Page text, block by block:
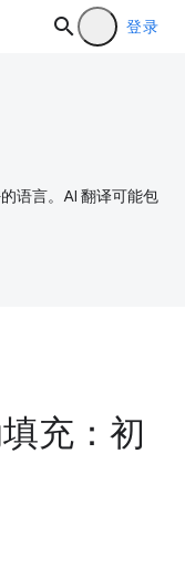
登录
语言。AI 翻译可能包
充：初